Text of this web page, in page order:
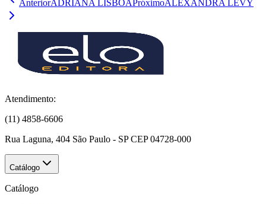
AnteriorADRIANA LISBOA PróximoALEXANDRA LEVY
Atendimento:
(11) 4858-6606
Rua Laguna, 404 São Paulo - SP CEP 04728-000
Catálogo
Catálogo